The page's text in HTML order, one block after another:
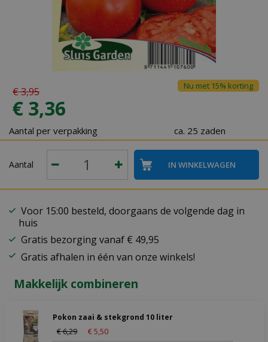
€3,95
€ 3,36
Nu met 15% korting
Aantal per verpakking ca. 25 zaden
Aantal
Voor 15:00 besteld, doorgaans de volgende dag in
huis
Gratis bezorging vanaf € 49,95
Gratis afhalen in één van onze winkels!
Makkelijk combineren
Pokon zaai & stekgrond 10 liter
€6,29 €5 50